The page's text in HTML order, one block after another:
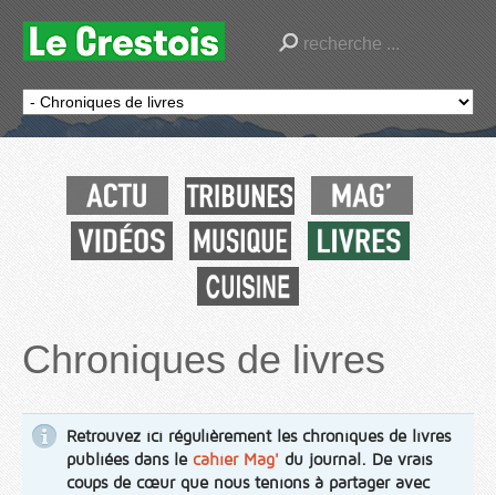
Chroniques de livres
Retrouvez ici régulièrement les chroniques de livres
publiées dans le cahier Mag' du journal. De vrais
coups de cœur que nous tenions à partager avec